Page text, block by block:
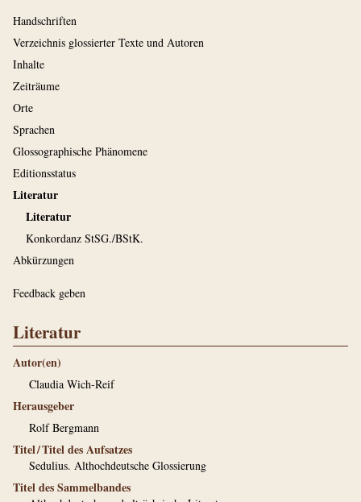
Handschriften
Verzeichnis glossierter Texte und Autoren
Inhalte
Zeiträume
Orte
Sprachen
Glossographische Phänomene
Editionsstatus
Literatur
Literatur
Konkordanz StSG./BStK.
Abkürzungen
Feedback geben
Literatur
Autor(en)
Claudia Wich-Reif
Herausgeber
Rolf Bergmann
Titel / Titel des Aufsatzes
Sedulius. Althochdeutsche Glossierung
Titel des Sammelbandes